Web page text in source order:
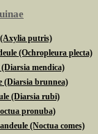
(Axylia putris)
(Ochropleura plecta)
mendica)
(Diarsia brunnea)
(Diarsia rubi)
pronuba)
(Noctua comes)